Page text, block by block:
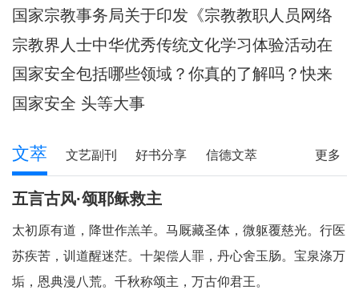
国家宗教事务局关于印发《宗教教职人员网络
行为规范》的通知
宗教界人士中华优秀传统文化学习体验活动在
武汉启动
国家安全包括哪些领域？你真的了解吗？快来
一起涨知识！
国家安全 头等大事
更多
文萃 文艺副刊 好书分享 信德文萃
诗苑 小小说 写真故事
五言古风·颂耶稣救主
太初原有道，降世作羔羊。马厩藏圣体，微躯覆慈光。行医
苏疾苦，训道醒迷茫。十架偿人罪，丹心舍玉肠。宝泉涤万
垢，恩典漫八荒。千秋称颂主，万古仰君王。